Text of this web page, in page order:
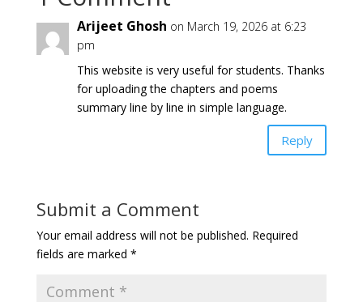
Arijeet Ghosh on March 19, 2026 at 6:23
pm
This website is very useful for students. Thanks
for uploading the chapters and poems
summary line by line in simple language.
Reply
Submit a Comment
Your email address will not be published. Required
fields are marked *